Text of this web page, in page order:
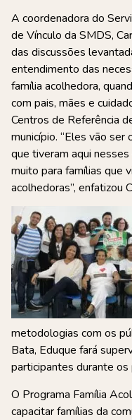
A coordenadora do
de Vínculo da SMDS,
das discussões
entendimento das
família acolhedora,
com pais, mães e
Centros de Referência
município. “Eles vão
que tiveram aqui
muito para famílias que
acolhedoras”, enfatizou
metodologias com os
Bata, Eduque fará
participantes durante
O Programa Família
capacitar famílias da